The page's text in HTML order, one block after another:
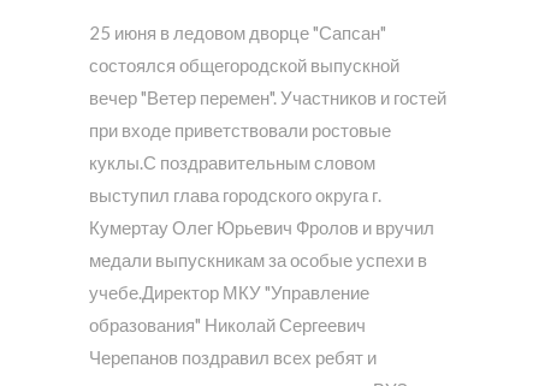
25 июня в ледовом дворце "Сапсан"
состоялся общегородской выпускной
вечер "Ветер перемен". Участников и гостей
при входе приветствовали ростовые
куклы.С поздравительным словом
выступил глава городского округа г.
Кумертау Олег Юрьевич Фролов и вручил
медали выпускникам за особые успехи в
учебе.Директор МКУ "Управление
образования" Николай Сергеевич
Черепанов поздравил всех ребят и